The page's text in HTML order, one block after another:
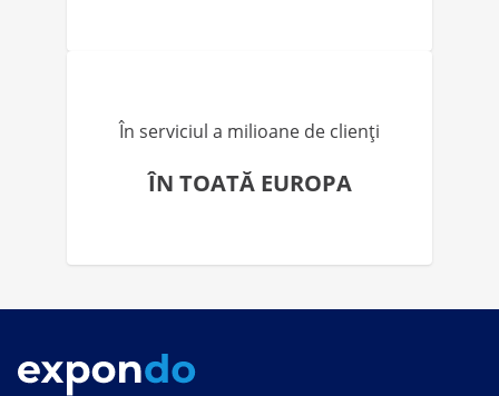
În serviciul a milioane de clienți
ÎN TOATĂ EUROPA